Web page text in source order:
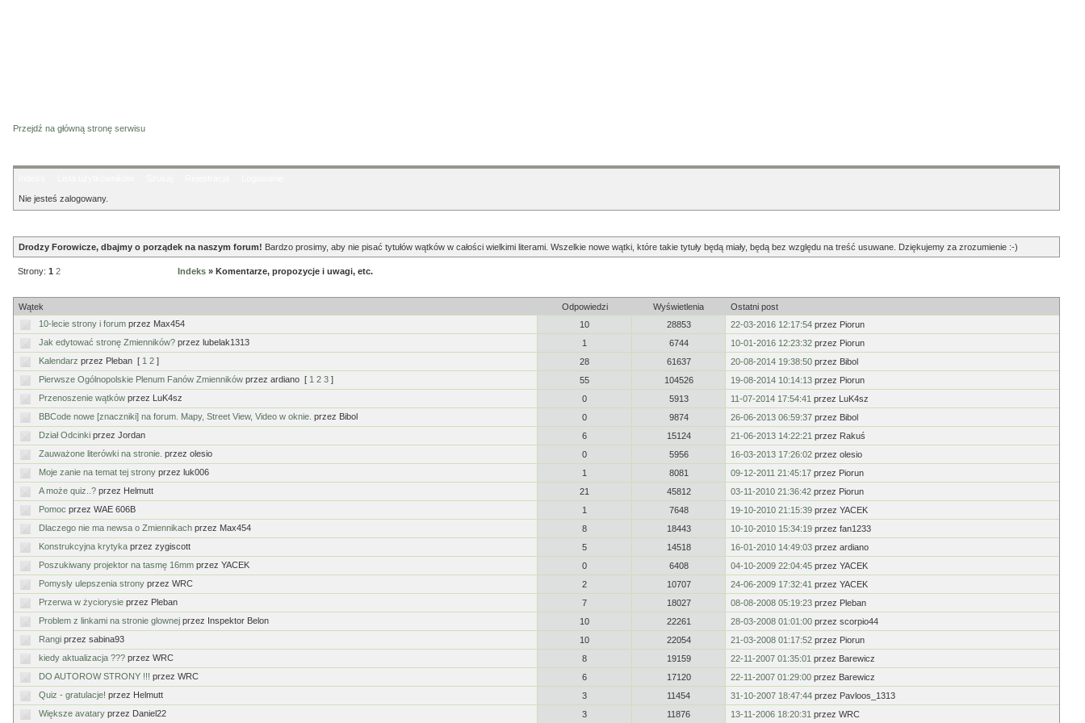
Przejdź na główną stronę serwisu
Nie jesteś zalogowany.
Drodzy Forowicze, dbajmy o porządek na naszym forum! Bardzo prosimy, aby nie pisać tytułów wątków w całości wielkimi literami. Wszelkie nowe wątki, które takie tytuły będą miały, będą bez względu na treść usuwane. Dziękujemy za zrozumienie :-)
Strony: 1 2 Indeks » Komentarze, propozycje i uwagi, etc.
Wątek
Odpowiedzi Wyświetlenia
Ostatni post
10-lecie strony i forum przez Max454 10 28853 22-03-2016 12:17:54 przez Piorun
Jak edytować stronę Zmienników? przez lubelak1313 1 6744 10-01-2016 12:23:32 przez Piorun
Kalendarz przez Pleban [ 1 2 ] 28 61637 20-08-2014 19:38:50 przez Bibol
Pierwsze Ogólnopolskie Plenum Fanów Zmienników przez ardiano [ 1 2 3 ] 55 104526 19-08-2014 10:14:13 przez Piorun
Przenoszenie wątków przez LuK4sz 0 5913 11-07-2014 17:54:41 przez LuK4sz
BBCode nowe [znaczniki] na forum. Mapy, Street View, Video w oknie. przez Bibol 0 9874 26-06-2013 06:59:37 przez Bibol
Dział Odcinki przez Jordan 6 15124 21-06-2013 14:22:21 przez Rakuś
Zauważone literówki na stronie. przez olesio 0 5956 16-03-2013 17:26:02 przez olesio
Moje zanie na temat tej strony przez luk006 1 8081 09-12-2011 21:45:17 przez Piorun
A może quiz..? przez Helmutt 21 45812 03-11-2010 21:36:42 przez Piorun
Pomoc przez WAE 606B 1 7648 19-10-2010 21:15:39 przez YACEK
Dlaczego nie ma newsa o Zmiennikach przez Max454 8 18443 10-10-2010 15:34:19 przez fan1233
Konstrukcyjna krytyka przez zygiscott 5 14518 16-01-2010 14:49:03 przez ardiano
Poszukiwany projektor na tasmę 16mm przez YACEK 0 6408 04-10-2009 22:04:45 przez YACEK
Pomysly ulepszenia strony przez WRC 2 10707 24-06-2009 17:32:41 przez YACEK
Przerwa w życiorysie przez Pleban 7 18027 08-08-2008 05:19:23 przez Pleban
Problem z linkami na stronie glownej przez Inspektor Belon 10 22261 28-03-2008 01:01:00 przez scorpio44
Rangi przez sabina93 10 22054 21-03-2008 01:17:52 przez Piorun
kiedy aktualizacja ??? przez WRC 8 19159 22-11-2007 01:35:01 przez Barewicz
DO AUTOROW STRONY !!! przez WRC 6 17120 22-11-2007 01:29:00 przez Barewicz
Quiz - gratulacje! przez Helmutt 3 11454 31-10-2007 18:47:44 przez Pavloos_1313
Większe avatary przez Daniel22 3 11876 13-11-2006 18:20:31 przez WRC